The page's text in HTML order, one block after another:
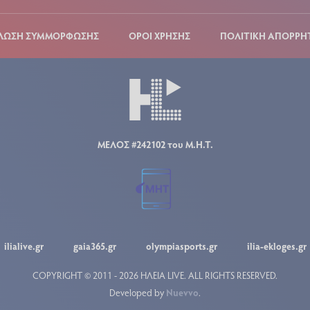
ΣΥΜΜΟΡΦΩΣΗΣ ΟΡΟΙ ΧΡΗΣΗΣ ΠΟΛΙΤΙΚΗ
ΜΕΛΟΣ #242102 του Μ.Η.Τ.
ilialive.gr gaia365.gr olympiasports.gr ilia-ekloges.gr
COPYRIGHT © 2011 - 2026 ΗΛΕΙΑ LIVE. ALL RIGHTS RESERVED.
Developed by Nuevvo.